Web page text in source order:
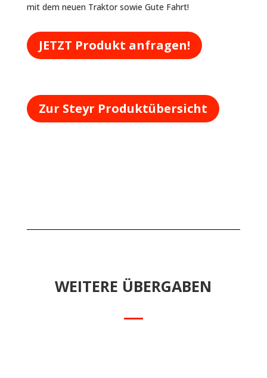
mit dem neuen Traktor sowie Gute Fahrt!
JETZT Produkt anfragen!
Zur Steyr Produktübersicht
WEITERE ÜBERGABEN